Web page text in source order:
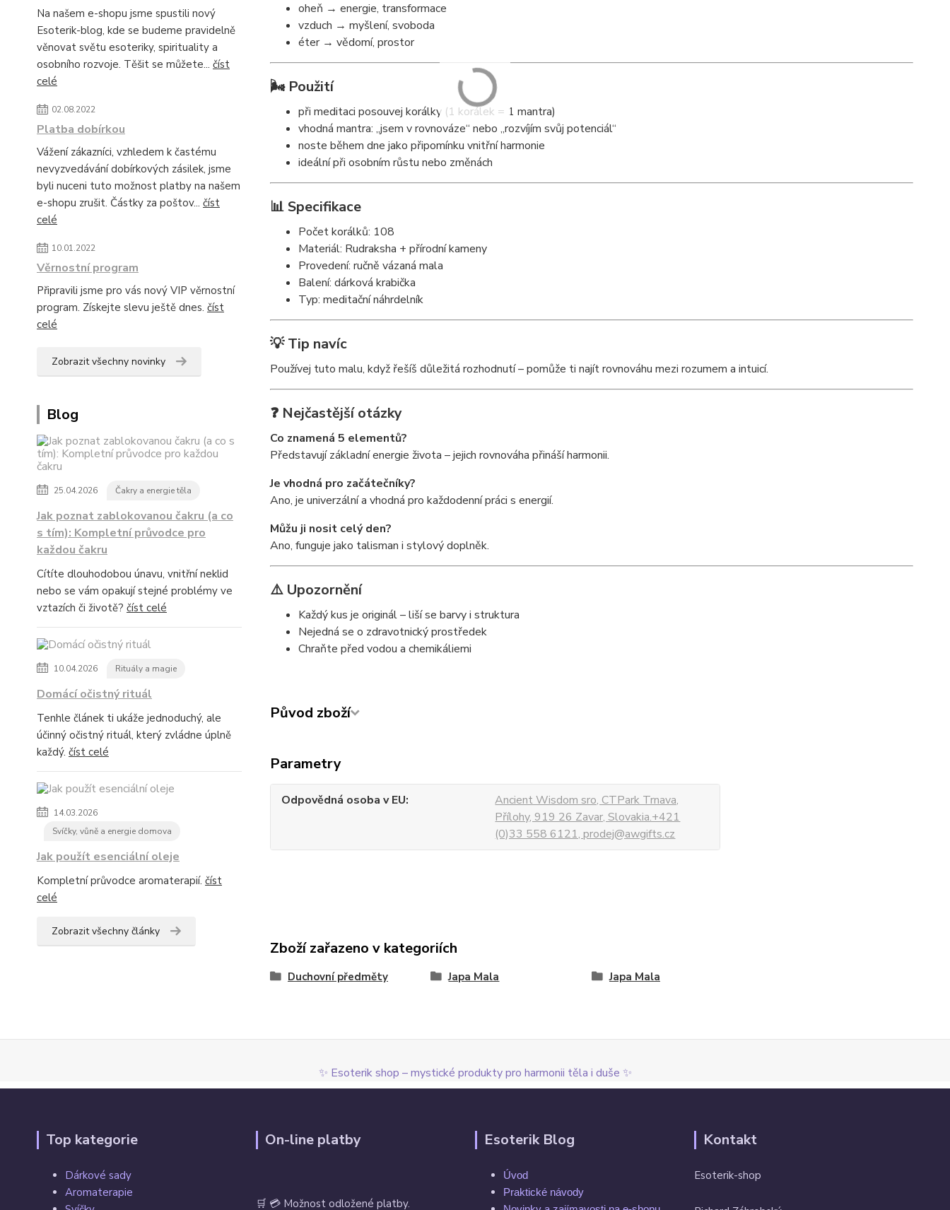
Na našem e-shopu jsme spustili nový
Esoterik-blog, kde se budeme pravidelně
věnovat světu esoteriky, spirituality a
osobního rozvoje. Těšit se můžete... číst
celé
02.08.2022
Platba dobírkou
Vážení zákazníci, vzhledem k častému
nevyzvedávání dobírkových zásilek, jsme
byli nuceni tuto možnost platby na našem
e-shopu zrušit. Částky za poštov... číst
celé
10.01.2022
Věrnostní program
Připravili jsme pro vás nový VIP věrnostní
program. Získejte slevu ještě dnes. číst
celé
Zobrazit všechny novinky
Blog
25.04.2026 Čakry a energie těla
Jak poznat zablokovanou čakru (a co
s tím): Kompletní průvodce pro
každou čakru
Cítíte dlouhodobou únavu, vnitřní neklid
nebo se vám opakují stejné problémy ve
vztazích či životě? číst celé
10.04.2026 Rituály a magie
Domácí očistný rituál
Tenhle článek ti ukáže jednoduchý, ale
účinný očistný rituál, který zvládne úplně
každý. číst celé
14.03.2026
Svíčky, vůně a energie domova
Jak použít esenciální oleje
Kompletní průvodce aromaterapií. číst
celé
Zobrazit všechny články
oheň → energie, transformace
vzduch → myšlení, svoboda
éter → vědomí, prostor
🌬️ Použití
při meditaci posouvej korálky (1 korálek = 1 mantra)
vhodná mantra: „jsem v rovnováze“ nebo „rozvíjím svůj potenciál“
noste během dne jako připomínku vnitřní harmonie
ideální při osobním růstu nebo změnách
📊 Specifikace
Počet korálků: 108
Materiál: Rudraksha + přírodní kameny
Provedení: ručně vázaná mala
Balení: dárková krabička
Typ: meditační náhrdelník
💡 Tip navíc
Používej tuto malu, když řešíš důležitá rozhodnutí – pomůže ti najít rovnováhu mezi rozumem a intuicí.
❓ Nejčastější otázky
Co znamená 5 elementů?
Představují základní energie života – jejich rovnováha přináší harmonii.
Je vhodná pro začátečníky?
Ano, je univerzální a vhodná pro každodenní práci s energií.
Můžu ji nosit celý den?
Ano, funguje jako talisman i stylový doplněk.
⚠️ Upozornění
Každý kus je originál – liší se barvy i struktura
Nejedná se o zdravotnický prostředek
Chraňte před vodou a chemikáliemi
Původ zboží
Parametry
Odpovědná osoba v EU
Ancient Wisdom sro, CTPark Trnava,
Přílohy, 919 26 Zavar, Slovakia.+421
(0)33 558 6121, prodej@awgifts.cz
Zboží zařazeno v kategoriích
Duchovní předměty Japa Mala Japa Mala
✨ Esoterik shop – mystické produkty pro harmonii těla i duše ✨
Top kategorie
Dárkové sady
Aromaterapie
On-line platby
🛒 💳 Možnost odložené platby.
Esoterik Blog
Úvod
Praktické návody
Kontakt
Esoterik-shop